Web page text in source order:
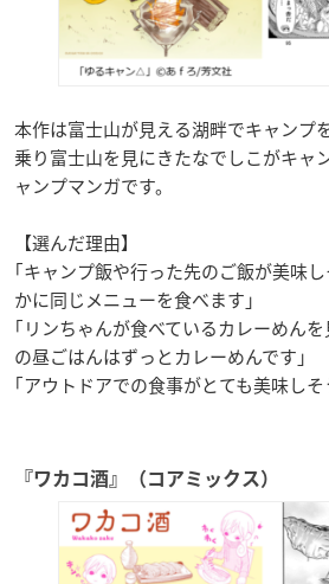
本作は富士山が見える湖畔でキャンプ
乗り富士山を見にきたなでしこがキャ
ャンプマンガです。
【選んだ理由】
｢キャンプ飯や行った先のご飯が美味
かに同じメニューを食べます｣
｢リンちゃんが食べているカレーめん
の昼ごはんはずっとカレーめんです｣
｢アウトドアでの食事がとても美味しそ
『ワカコ酒』（コアミックス）